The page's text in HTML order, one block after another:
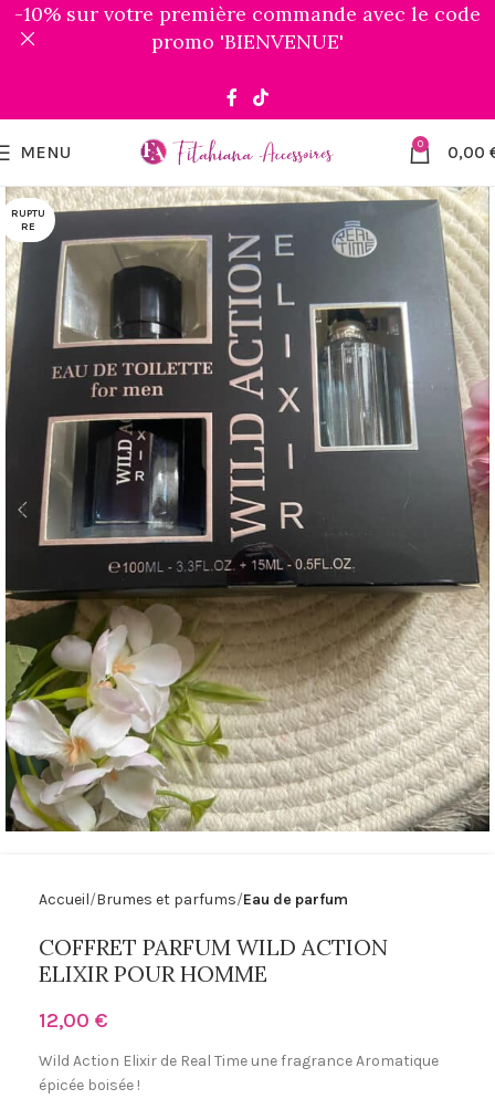
MENU 0 0,00
RUPTU
RE
Accueil Brumes et parfums Eau de parfum
COFFRET PARFUM WILD ACTION
ELIXIR POUR HOMME
12,00 €
Wild Action Elixir de Real Time une fragrance Aromatique
épicée boisée !
-10% sur votre première commande avec le code
promo 'BIENVENUE'